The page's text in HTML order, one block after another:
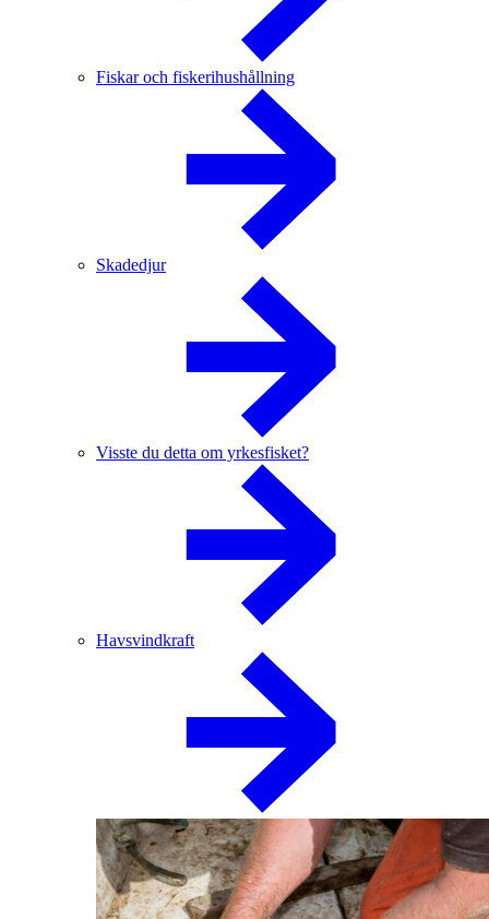
Fiskar och fiskerihushållning
Skadedjur
Visste du detta om yrkesfisket?
Havsvindkraft